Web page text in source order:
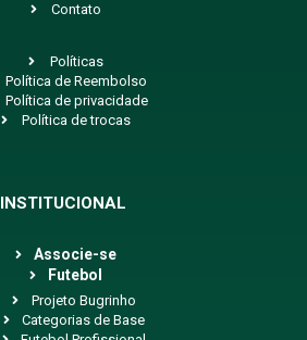
Contato
Políticas
Política de Reembolso
Política de privacidade
Política de trocas
INSTITUCIONAL
Associe-se
Futebol
Projeto Bugrinho
Categorias de Base